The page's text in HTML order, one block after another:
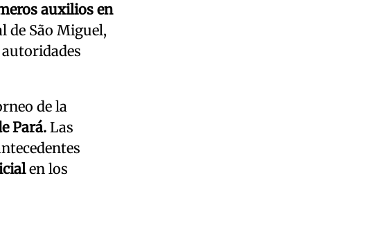
auxilios en
de São Miguel,
de la
Pará. Las
en los